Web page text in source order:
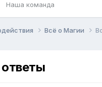
Наша команда
Всё о Магии